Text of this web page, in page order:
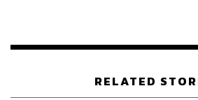
สาขา แบ่งเป็นสาขาบริษัท 5,456 สาขา
ร้านค้าที่ได้รับสิทธิช่วงอาณาเขต 6,633
RELATED